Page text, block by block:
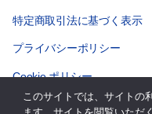
特定商取引法に基づく表示
プライバシーポリシー
Cookie ポリシー
このサイトでは、サイトの